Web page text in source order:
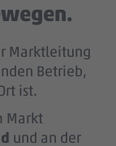
Marktleitung
Betrieb,
ist.
Markt
und an der